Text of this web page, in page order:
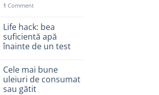
1 Comment
Life hack: bea
suficientă apă
înainte de un test
Cele mai bune
uleiuri de consumat
sau gătit